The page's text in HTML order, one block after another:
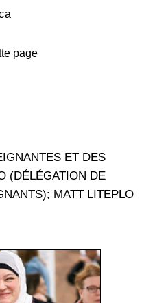
page
ET DES
(DÉLÉGATION DE
MATT LITEPLO